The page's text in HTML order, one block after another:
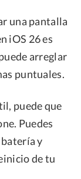
una pantalla
iOS 26 es
arreglar
puntuales.
puede que
Puedes
y
de tu